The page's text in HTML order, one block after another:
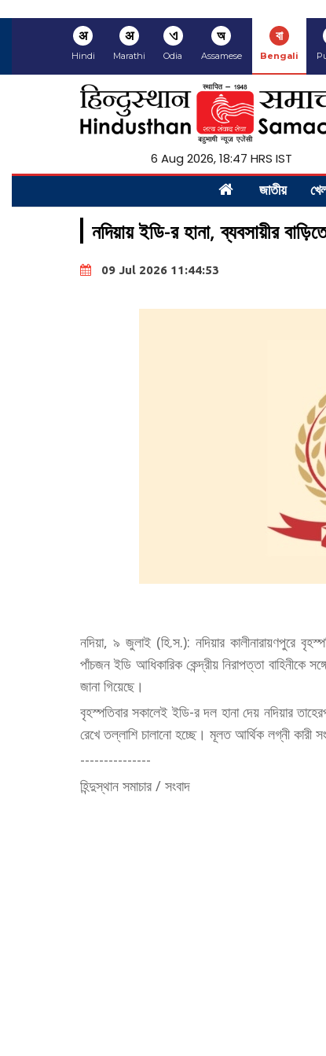
अ
Hindi
अ
Marathi
ଏ
Odia
অ
Assamese
বা
Bengali
6 Aug 2026, 18:47 HRS IST
জাতীয়
নদিয়ায় ইডি-র হানা, ব্যবসায়ীর
09 Jul 2026 11:44:53
নদিয়া, ৯ জুলাই (হি.স.): নদিয়ার কালীনারায়ণপুরে
পাঁচজন ইডি আধিকারিক কেন্দ্রীয় নিরাপত্তা বাহিনীকে
জানা গিয়েছে।
বৃহস্পতিবার সকালেই ইডি-র দল হানা দেয় নদিয়ার
রেখে তল্লাশি চালানো হচ্ছে। মূলত আর্থিক লগ্নী কারী
---------------
হিন্দুস্থান সমাচার / সংবাদ